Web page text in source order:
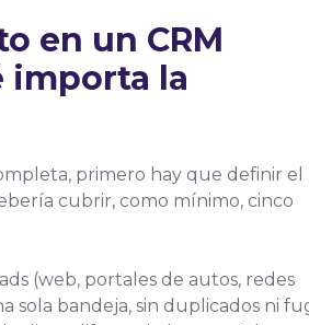
en un CRM
importa la
primero hay que definir el
cubrir, como mínimo, cinco
(web, portales de autos, redes
sola bandeja, sin duplicados ni